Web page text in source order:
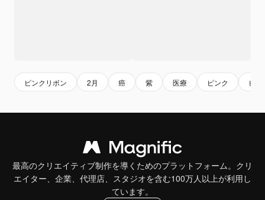
ピンクリボン 2月 癌 紫 医療 ピンク ピ
最高のクリエイティブ制作を導くためのプラットフォーム。クリ
エイター、企業、代理店、スタジオを含む100万人以上が利用し
ています。